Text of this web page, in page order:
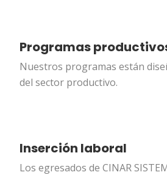
Programas
Nuestros programas están
del sector productivo.
Inserción laboral
Los egresados de CINAR